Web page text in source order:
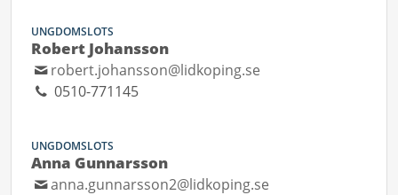
UNGDOMSLOTS
Robert Johansson
robert.johansson@lidkoping.se
0510-771145
UNGDOMSLOTS
Anna Gunnarsson
anna.gunnarsson2@lidkoping.se